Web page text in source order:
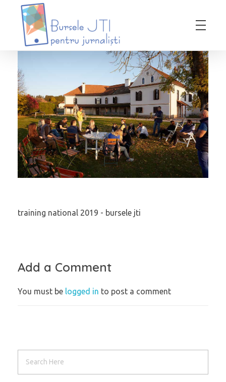
ediția 2018-2019
training national 2019 - bursele jti
Add a Comment
You must be logged in to post a comment